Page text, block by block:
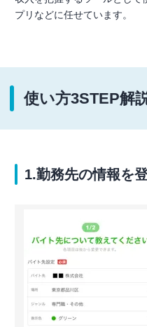
プリなどに任せています。
使い方3STEP解
1.勤務先の情報を